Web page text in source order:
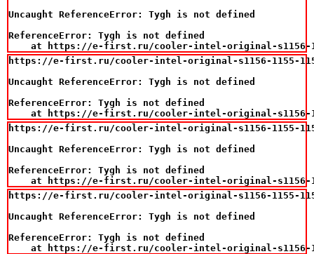
Uncaught ReferenceError: Tygh is not defined
ReferenceError: Tygh is not defined
at https://e-first.ru/cooler-intel-original-
https://e-first.ru/cooler-intel-original-s1156-1155-1150-
Uncaught ReferenceError: Tygh is not defined
ReferenceError: Tygh is not defined
at https://e-first.ru/cooler-intel-original-
https://e-first.ru/cooler-intel-original-s1156-1155-
Uncaught ReferenceError: Tygh is not defined
ReferenceError: Tygh is not defined
at https://e-first.ru/cooler-intel-original-
https://e-first.ru/cooler-intel-original-s1156-1155-
Uncaught ReferenceError: Tygh is not defined
ReferenceError: Tygh is not defined
at https://e-first.ru/cooler-intel-original-